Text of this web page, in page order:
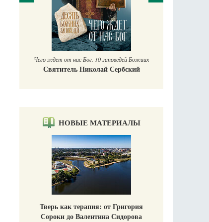
Чего ждет от нас Бог. 10 заповедей Божиих
Святитель Николай Сербский
НОВЫЕ МАТЕРИАЛЫ
Тверь как терапия: от Григория
Сороки до Валентина Сидорова